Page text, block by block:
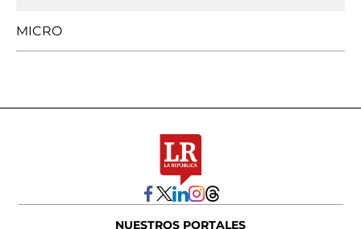
MICRO
NUESTROS PORTALES